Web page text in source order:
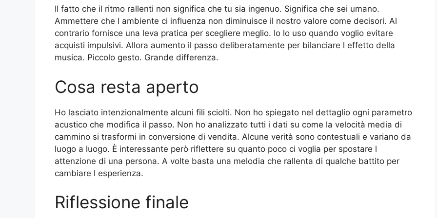
Il fatto che il ritmo rallenti non significa che tu sia ingenuo. Significa che sei umano.
Ammettere che l ambiente ci influenza non diminuisce il nostro valore come decisori. Al
contrario fornisce una leva pratica per scegliere meglio. Io lo uso quando voglio evitare
acquisti impulsivi. Allora aumento il passo deliberatamente per bilanciare l effetto della
musica. Piccolo gesto. Grande differenza.
Cosa resta aperto
Ho lasciato intenzionalmente alcuni fili sciolti. Non ho spiegato nel dettaglio ogni parametro
acustico che modifica il passo. Non ho analizzato tutti i dati su come la velocità media di
cammino si trasformi in conversione di vendita. Alcune verità sono contestuali e variano da
luogo a luogo. È interessante però riflettere su quanto poco ci voglia per spostare l
attenzione di una persona. A volte basta una melodia che rallenta di qualche battito per
cambiare l esperienza.
Riflessione finale